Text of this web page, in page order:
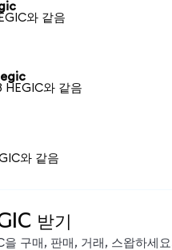
와 같음
HEGIC와 같음
와 같음
받기
구매, 판매, 거래, 스왑하세